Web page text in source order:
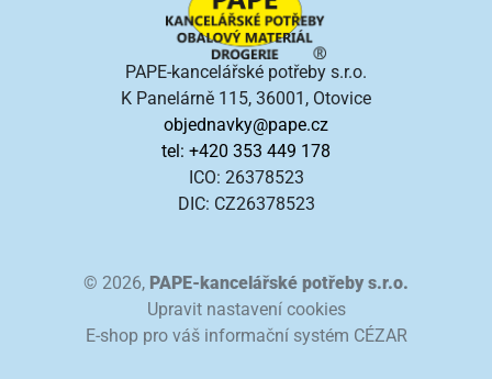
PAPE-kancelářské potřeby s.r.o.
K Panelárně 115, 36001, Otovice
objednavky@pape.cz
tel: +420 353 449 178
ICO: 26378523
DIC: CZ26378523
© 2026, PAPE-kancelářské potřeby s.r.o.
Upravit nastavení cookies
E-shop pro váš informační systém CÉZAR